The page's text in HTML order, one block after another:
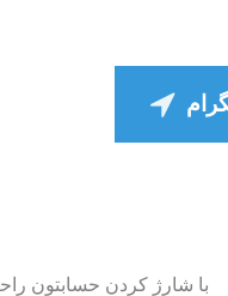
با شارژ کردن حسابتون